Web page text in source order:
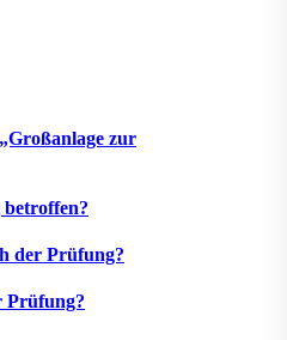
zur
der Prüfung?
Prüfung?